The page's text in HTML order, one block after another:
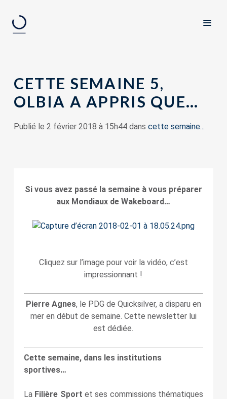
CETTE SEMAINE 5,
OLBIA A APPRIS QUE…
Publié le 2 février 2018 à 15h44 dans cette semaine...
Si vous avez passé la semaine à vous préparer
aux Mondiaux de Wakeboard…
Cliquez sur l’image pour voir la vidéo, c’est
impressionnant !
Pierre Agnes, le PDG de Quicksilver, a disparu en
mer en début de semaine. Cette newsletter lui
est dédiée.
Cette semaine, dans les institutions
sportives…
La Filière Sport et ses commissions thématiques